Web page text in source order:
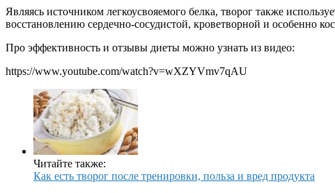
Являясь источником легкоусвояемого белка, творог также
восстановлению сердечно-сосудистой, кроветворной и особенно
Про эффективность и отзывы диеты можно узнать из видео:
https://www.youtube.com/watch?v=wXZYVmv7qAU
Читайте также:
Как есть творог после тренировки, польза и вред продукта